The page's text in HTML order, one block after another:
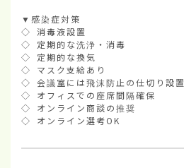
▼感染症対策
◇ 消毒液設置
◇ 定期的な洗浄・消毒
◇ 定期的な換気
◇ マスク支給あり
◇ 会議室には飛沫防止の仕切り設置
◇ オフィスでの座席間隔確保
◇ オンライン商談の推奨
◇ オンライン選考OK